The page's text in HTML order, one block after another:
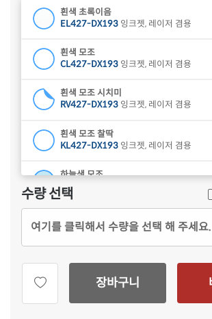
흰색 초록이음
EL427-DX193 잉크젯, 레이저 겸용
흰색 모조
CL427-DX193 잉크젯, 레이저 겸용
흰색 모조 시치미
RV427-DX193 잉크젯, 레이저 겸용
흰색 모조 찰딱
KL427-DX193 잉크젯, 레이저 겸용
하늘색 모조
CL427B-DX193
CL427G-DX193잉크젯, 레이저 겸용
CL427P-DX193
잉크젯, 레이저 겸용
수량 선택
여기를 클릭해서 수량을 선택 해 주세요.
장바구니